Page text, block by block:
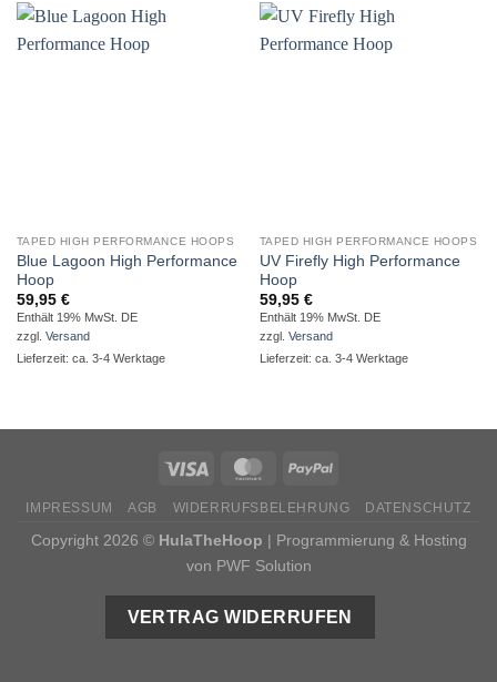
TAPED HIGH PERFORMANCE HOOPS
Blue Lagoon High Performance
Hoop
59,95 €
Enthält 19% MwSt. DE
zzgl. Versand
Lieferzeit: ca. 3-4 Werktage
TAPED HIGH PERFORMANCE HOOPS
UV Firefly High Performance
Hoop
59,95 €
Enthält 19% MwSt. DE
zzgl. Versand
Lieferzeit: ca. 3-4 Werktage
IMPRESSUM AGB WIDERRUFSBELEHRUNG DATENSCHUTZ
Copyright 2026 © HulaTheHoop | Programmierung & Hosting
von PWF Solution
VERTRAG WIDERRUFEN